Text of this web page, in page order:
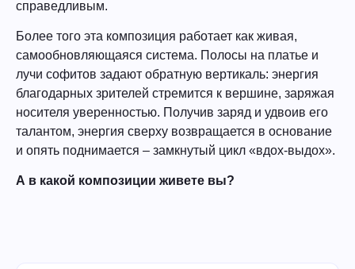
справедливым.
Более того эта композиция работает как живая,
самообновляющаяся система. Полосы на платье и
лучи софитов задают обратную вертикаль: энергия
благодарных зрителей стремится к вершине, заряжая
носителя уверенностью. Получив заряд и удвоив его
талантом, энергия сверху возвращается в основание
и опять поднимается – замкнутый цикл «вдох-выдох».
А в какой композиции живете вы?